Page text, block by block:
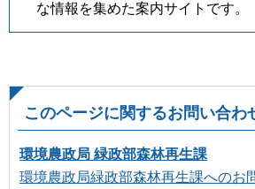
な情報を集めた案内サイトです。
このページに関するお問い合わ
環境農政局 緑政部森林再生課
環境農政局緑政部森林再生課へのお